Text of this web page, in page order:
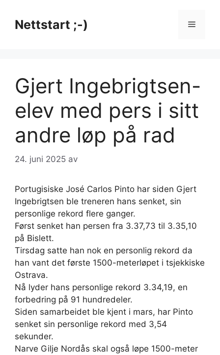
innholdNettstart ;-) Meny
Gjert Ingebrigtsen-
elev med pers i sitt
andre løp på rad
24. juni 2025 av
Portugisiske José Carlos Pinto har siden Gjert
Ingebrigtsen ble treneren hans senket, sin
personlige rekord flere ganger.
Først senket han persen fra 3.37,73 til 3.35,10
på Bislett.
Tirsdag satte han nok en personlig rekord da
han vant det første 1500-meterløpet i tsjekkiske
Ostrava.
Nå lyder hans personlige rekord 3.34,19, en
forbedring på 91 hundredeler.
Siden samarbeidet ble kjent i mars, har Pinto
senket sin personlige rekord med 3,54
sekunder.
Narve Gilje Nordås skal også løpe 1500-meter